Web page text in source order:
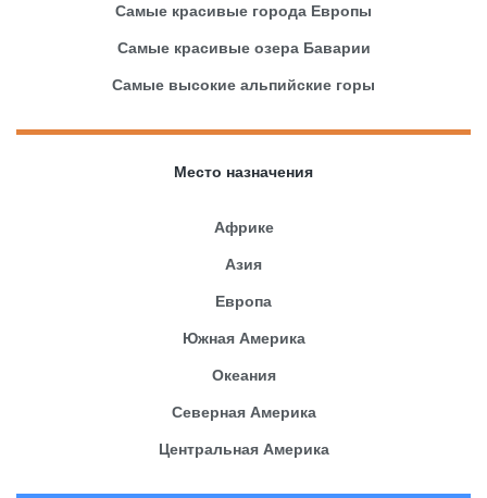
Самые красивые города Европы
Самые красивые озера Баварии
Самые высокие альпийские горы
Место назначения
Африке
Азия
Европа
Южная Америка
Океания
Северная Америка
Центральная Америка